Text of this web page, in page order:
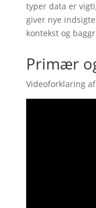
typer data er
giver nye
kontekst og
Primær
Videoforklaring